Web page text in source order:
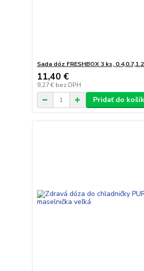
Sada dóz FRESHBOX 3 ks,
11,40 €
9,27 € bez DPH
Pridať do